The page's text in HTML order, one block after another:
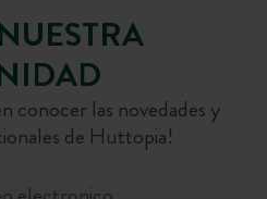
conocer las novedades y
de Huttopia!